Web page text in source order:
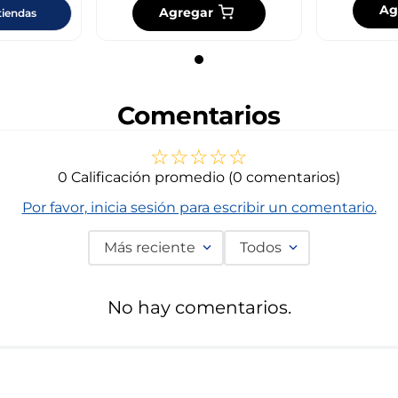
Agregar
Comentarios
☆☆☆☆☆
0 Calificación promedio (0 comentarios)
Por favor, inicia sesión para escribir un comentario.
Más reciente Todos
No hay comentarios.